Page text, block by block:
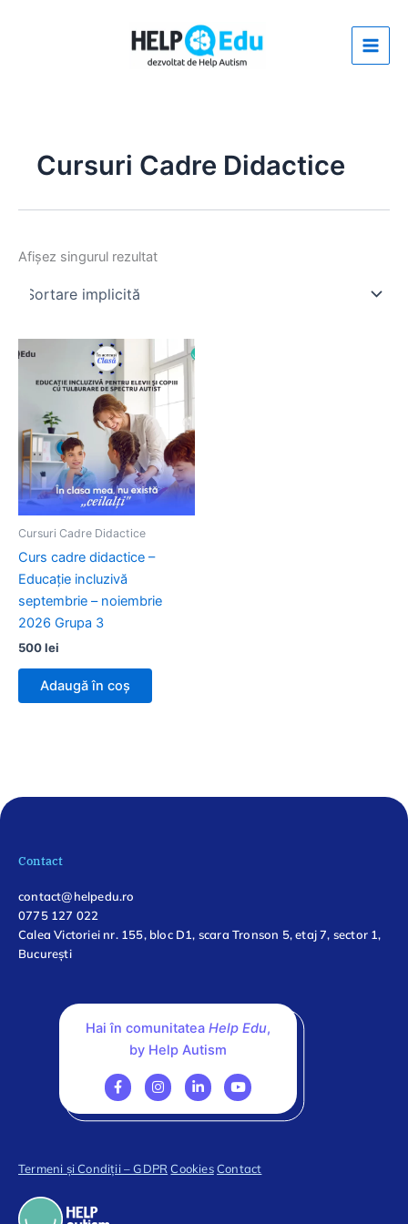
Cursuri Cadre Didactice
Afișez singurul rezultat
Cursuri Cadre Didactice
Curs cadre didactice –
Educație incluzivă
septembrie – noiembrie
2026 Grupa 3
500lei
Adaugă în coș
Contact
contact@helpedu.ro
0775 127 022
Calea Victoriei nr. 155, bloc D1, scara Tronson 5, etaj 7, sector 1,
București
Hai în comunitatea Help Edu,
by Help Autism
Termeni și Condiții – GDPR Cookies Contact